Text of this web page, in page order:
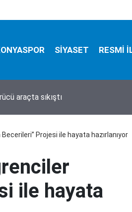
SİYASET RESMİ
detaylar belli oldu! Bilanço ağır
Projesi ile hayata hazırlanıyor
ile hayata